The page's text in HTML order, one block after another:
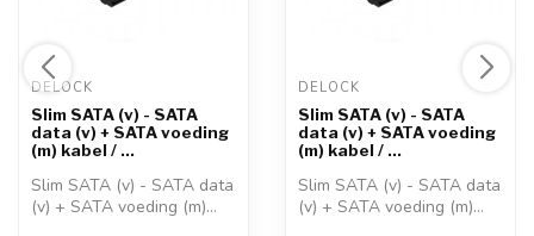
DELOCK
Slim SATA (v) - SATA
data (v) + SATA voeding
(m) kabel / ...
Slim SATA (v) - SATA data
(v) + SATA voeding (m)
DELOCK
Slim SATA (v) - SATA
data (v) + SATA voeding
(m) kabel / ...
Slim SATA (v) - SATA data
(v) + SATA voeding (m)